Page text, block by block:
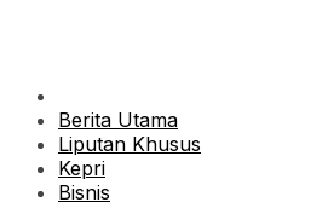
Berita Utama
Liputan Khusus
Kepri
Bisnis